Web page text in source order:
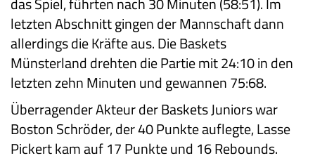
letzten Abschnitt gingen der Mannschaft dann
allerdings die Kräfte aus. Die Baskets
Münsterland drehten die Partie mit 24:10 in den
letzten zehn Minuten und gewannen 75:68.
Überragender Akteur der Baskets Juniors war
Boston Schröder, der 40 Punkte auflegte, Lasse
Pickert kam auf 17 Punkte und 16 Rebounds.